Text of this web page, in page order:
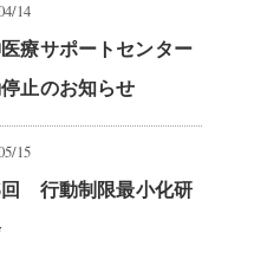
14
療サポートセンター
止のお知らせ
15
回 行動制限最小化研